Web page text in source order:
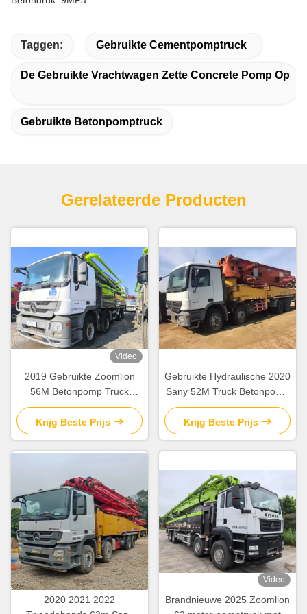
Taggen: Gebruikte Cementpomptruck
De Gebruikte Vrachtwagen Zette Concrete Pomp Op
Gebruikte Betonpomptruck
Gerelateerde Producten
Video
2019 Gebruikte Zoomlion
56M Betonpomp Truck
Mercedes Benz Chassis met
intelligente en efficiënte
werking
Krijg Beste Prijs
Gebruikte Hydraulische 2020
Sany 52M Truck Betonpomp
SY5418THB
Constructieapparatuur
Krijg Beste Prijs
2020 2021 2022
Video
Brandnieuwe 2025 Zoomlion